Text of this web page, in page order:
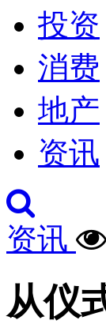
投资
消费
地产
资讯
资讯
从仪